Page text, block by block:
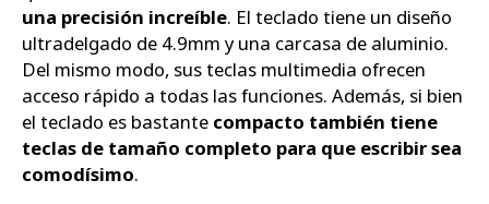
una precisión increíble. El teclado tiene un diseño
ultradelgado de 4.9mm y una carcasa de aluminio.
Del mismo modo, sus teclas multimedia ofrecen
acceso rápido a todas las funciones. Además, si bien
el teclado es bastante compacto también tiene
teclas de tamaño completo para que escribir sea
comodísimo.